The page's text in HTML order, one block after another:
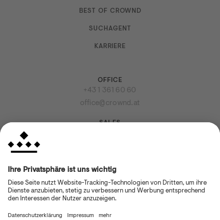
BEST OF CROWND
SUCHAGENT
KARRIERE
OFFICE
+43 1 361 60 60
office@crownd.at
SALES
VISIT US